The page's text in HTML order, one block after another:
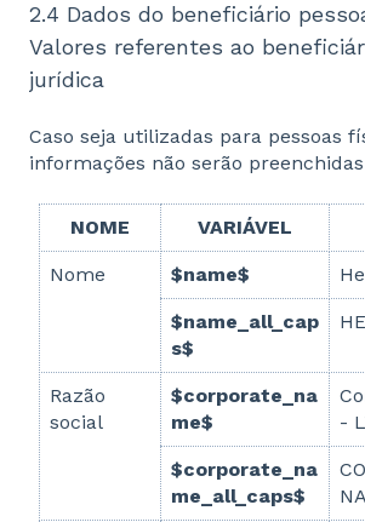
2.4 Dados do beneficiário
Valores referentes ao
jurídica
Caso seja utilizadas para pessoas
informações não serão
NOME VARIÁVEL
Nome $name$
$name_all_cap
s$
Razão
social
$corporate_na
me$
-
$corporate_na
me_all_caps$